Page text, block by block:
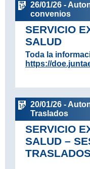
26/01/26 -
convenios
SERVICIO
SALUD
Toda la
https://
20/01/26 -
Traslados
SERVICIO
SALUD –